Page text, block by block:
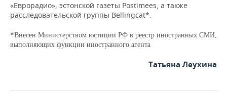
«Еврорадио», эстонской газеты Postimees, а также
расследовательской группы Bellingcat*.
*Внесен Министерством юстиции РФ в реестр иностранных СМИ,
выполняющих функции иностранного агента
Татьяна Леухина